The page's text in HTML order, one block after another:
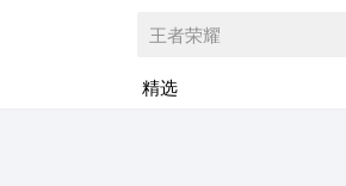
王者荣耀
精选